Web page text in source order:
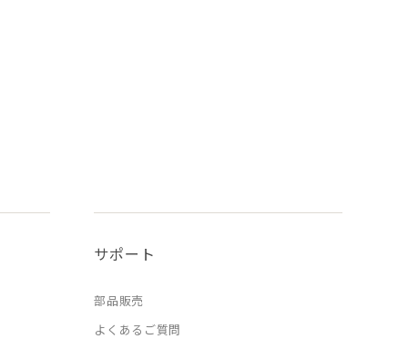
サポート
部品販売
よくあるご質問